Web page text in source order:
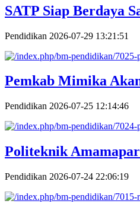
SATP Siap Berdaya
Pendidikan 2026-07-29 13:21:51
Pemkab Mimika
Pendidikan 2026-07-25 12:14:46
Politeknik
Pendidikan 2026-07-24 22:06:19